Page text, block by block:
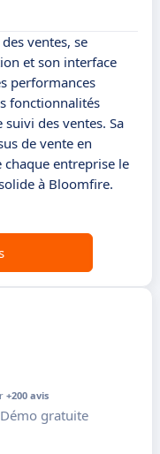
ventes, se
et son interface
performances
fonctionnalités
des ventes. Sa
de vente en
entreprise le
à Bloomfire.
+200 avis
Démo gratuite